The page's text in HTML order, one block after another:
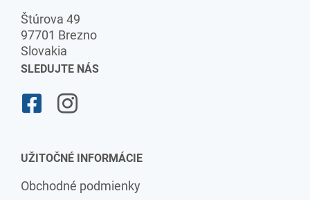
Štúrova 49
97701 Brezno
Slovakia
SLEDUJTE NÁS
UŽITOČNÉ INFORMÁCIE
Obchodné podmienky